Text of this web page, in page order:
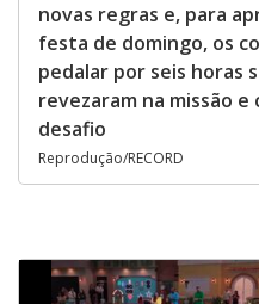
novas regras e, para
festa de domingo, os
pedalar por seis horas
revezaram na missão
desafio
Reprodução/RECORD